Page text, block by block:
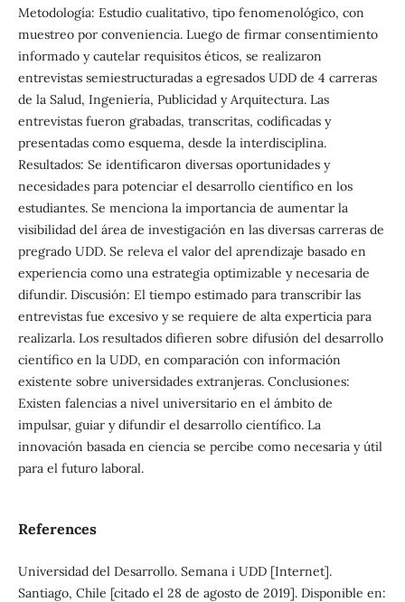
Metodología: Estudio cualitativo, tipo fenomenológico, con
muestreo por conveniencia. Luego de firmar consentimiento
informado y cautelar requisitos éticos, se realizaron
entrevistas semiestructuradas a egresados UDD de 4 carreras
de la Salud, Ingeniería, Publicidad y Arquitectura. Las
entrevistas fueron grabadas, transcritas, codificadas y
presentadas como esquema, desde la interdisciplina.
Resultados: Se identificaron diversas oportunidades y
necesidades para potenciar el desarrollo científico en los
estudiantes. Se menciona la importancia de aumentar la
visibilidad del área de investigación en las diversas carreras de
pregrado UDD. Se releva el valor del aprendizaje basado en
experiencia como una estrategia optimizable y necesaria de
difundir. Discusión: El tiempo estimado para transcribir las
entrevistas fue excesivo y se requiere de alta experticia para
realizarla. Los resultados difieren sobre difusión del desarrollo
científico en la UDD, en comparación con información
existente sobre universidades extranjeras. Conclusiones:
Existen falencias a nivel universitario en el ámbito de
impulsar, guiar y difundir el desarrollo científico. La
innovación basada en ciencia se percibe como necesaria y útil
para el futuro laboral.
References
Universidad del Desarrollo. Semana i UDD [Internet].
Santiago, Chile [citado el 28 de agosto de 2019]. Disponible en: